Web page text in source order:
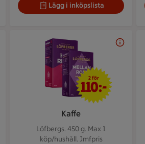
Lägg i inköpslista
Kaffe
Löfbergs. 450 g. Max 1
köp/hushåll. Jmfpris
2 för 110 kr
2 för
110:-